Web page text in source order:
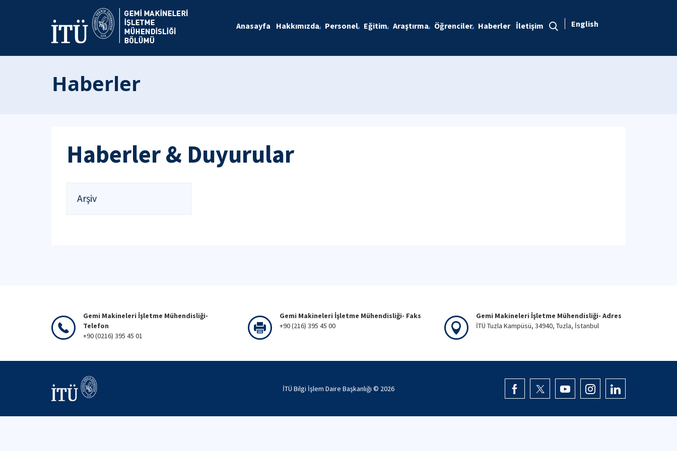
Anasayfa Hakkımızda Personel Eğitim Araştırma Öğrenciler Haberler İletişim English
Haberler
Haberler & Duyurular
Arşiv
Gemi Makineleri İşletme Mühendisliği-
Telefon
+90 (0216) 395 45 01
Gemi Makineleri İşletme Mühendisliği- Faks
+90 (216) 395 45 00
Gemi Makineleri İşletme Mühendisliği- Adres
İTÜ Tuzla Kampüsü, 34940, Tuzla, İstanbul
İTÜ Bilgi İşlem Daire Başkanlığı © 2026